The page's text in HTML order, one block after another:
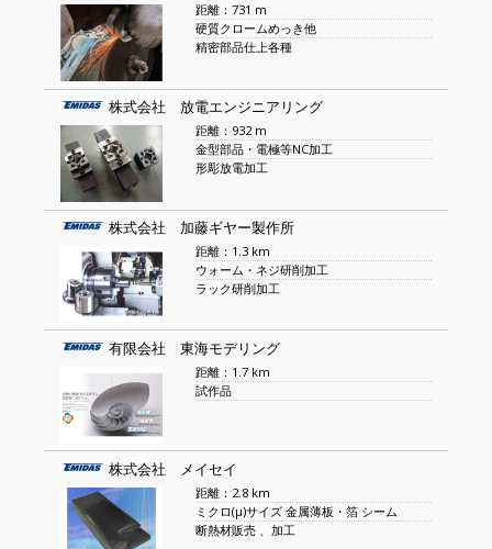
距離：731 m
硬質クロームめっき他
精密部品仕上各種
株式会社 放電エンジニアリング
距離：932 m
金型部品・電極等NC加工
形彫放電加工
株式会社 加藤ギヤー製作所
距離：1.3 km
ウォーム・ネジ研削加工
ラック研削加工
有限会社 東海モデリング
距離：1.7 km
試作品
株式会社 メイセイ
距離：2.8 km
ミクロ(μ)サイズ 金属薄板・箔 シーム
断熱材販売 、加工